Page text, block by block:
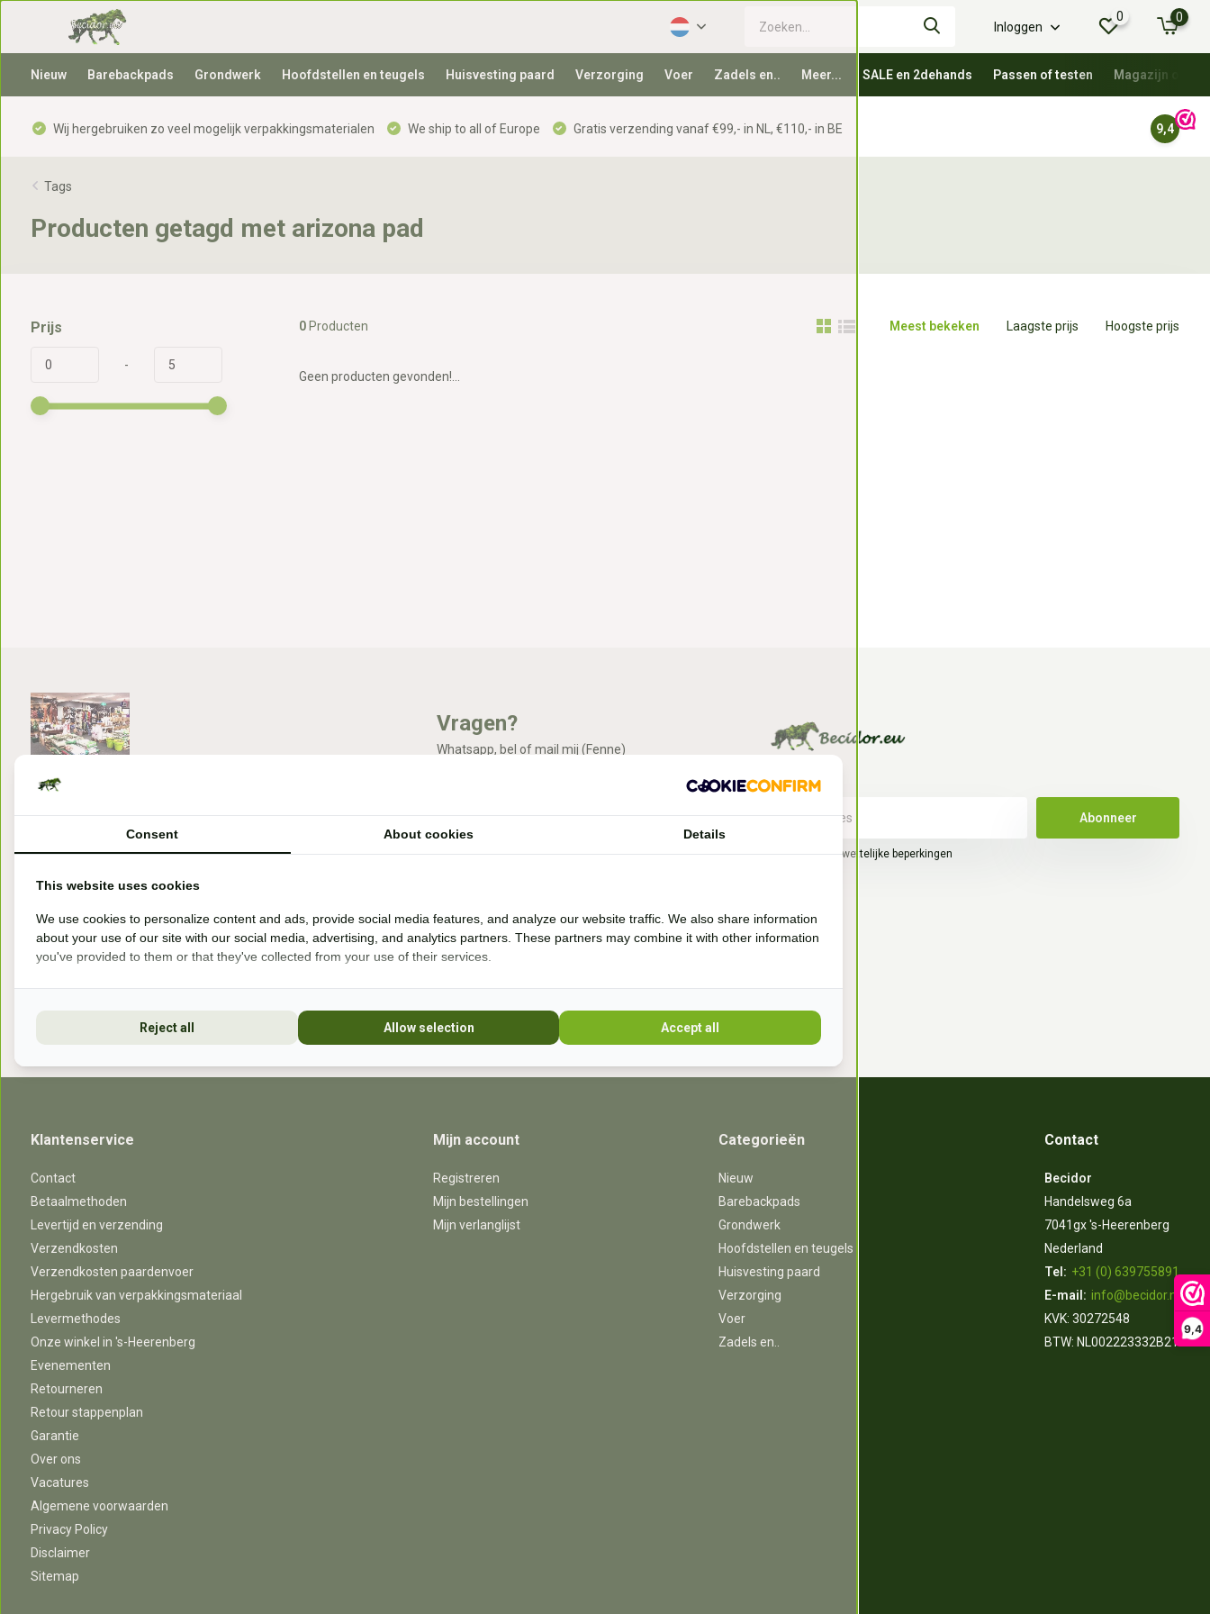
9,4
Inloggen
0 0
Nieuw Barebackpads Grondwerk Hoofdstellen en teugels Huisvesting paard Verzorging Voer Zadels en.. Meer... SALE en 2dehands Passen of testen Magazijn
Wij hergebruiken zo veel mogelijk verpakkingsmaterialen We ship to all of Europe Gratis verzending vanaf €99,- in NL, €110,- in BE 9,4
Tags
Producten getagd met arizona pad
Prijs
-
0Producten Meest bekeken Laagste prijs Hoogste prijs
Geen producten gevonden!...
Bezoek onze winkel
Openingstijden
Vragen?
Whatsapp, bel of mail mij (Fenne)
10 jaar ijzerloos en wonen in een paddock
paradise. Sinds 20
Abonneer
* Lees hier de wettelijke beperkingen
Klantenservice
Contact
Betaalmethoden
Levertijd en verzending
Verzendkosten
Verzendkosten paardenvoer
Hergebruik van verpakkingsmateriaal
Levermethodes
Onze winkel in 's-Heerenberg
Evenementen
Retourneren
Retour stappenplan
Garantie
Over ons
Vacatures
Algemene voorwaarden
Privacy Policy
Disclaimer
Sitemap
Mijn account
Registreren
Mijn bestellingen
Mijn verlanglijst
Categorieën
Nieuw
Barebackpads
Grondwerk
Hoofdstellen en teugels
Huisvesting paard
Verzorging
Voer
Zadels en..
Contact
Becidor
Handelsweg 6a
7041gx 's-Heerenberg
Nederland
Tel: +31 (0) 639755891
E-mail: info@becidor.nl
KVK: 30272548
BTW: NL002223332B21
Consent About cookies Details
This website uses cookies
We use cookies to personalize content and ads, provide social media features, and analyze our website traffic. We also share information
about your use of our site with our social media, advertising, and analytics partners. These partners may combine it with other information
you've provided to them or that they've collected from your use of their services.
Reject all Allow selection Accept all